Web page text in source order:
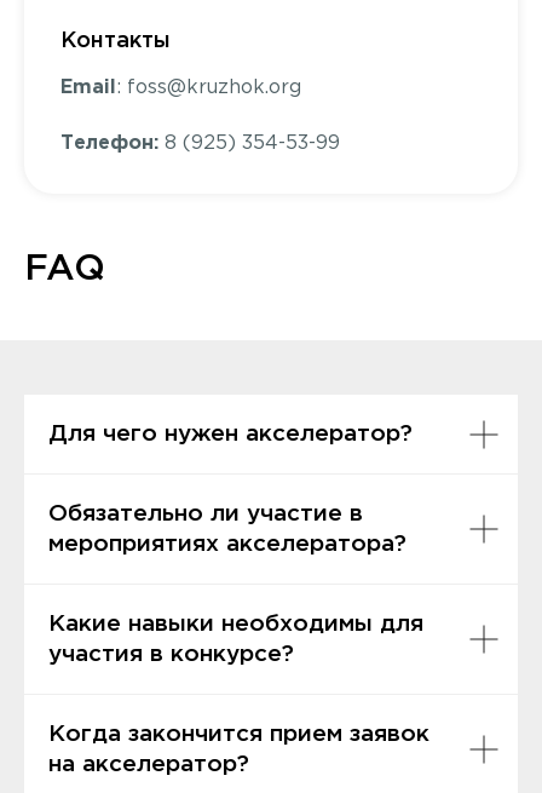
Контакты
Email : foss@kruzhok.org
Телефон: 8 (925) 354-53-99
FAQ
Для чего нужен акселератор?
Обязательно ли участие в
мероприятиях акселератора?
Какие навыки необходимы для
участия в конкурсе?
Когда закончится прием заявок
на акселератор?